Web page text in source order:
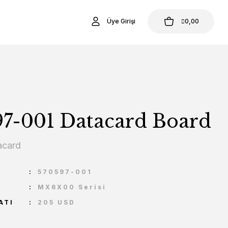
Üye Girişi 0,00
001 Datacard Board
570597-001
MX6X00 Serisi
205 USD